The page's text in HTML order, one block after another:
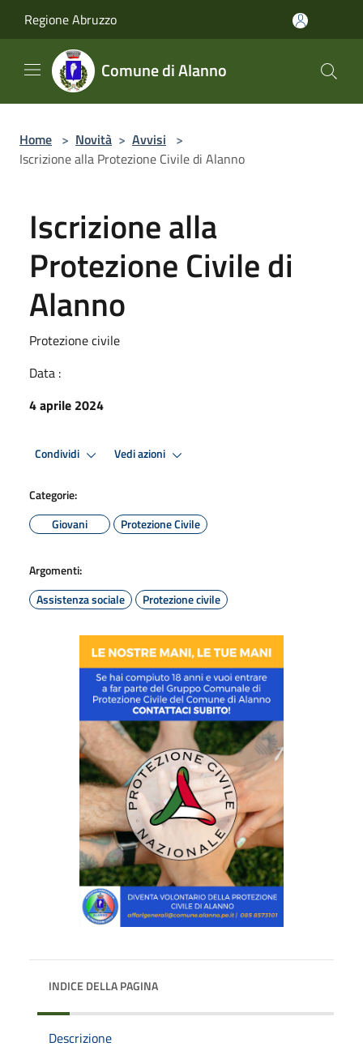
Regione Abruzzo
Comune di Alanno
Home > Novità > Avvisi >
Iscrizione alla Protezione Civile di Alanno
Iscrizione alla
Protezione Civile di
Alanno
Protezione civile
Data :
4 aprile 2024
Condividi Vedi azioni
Categorie:
Giovani
Protezione Civile
Argomenti:
Assistenza sociale
Protezione civile
INDICE DELLA PAGINA
Descrizione